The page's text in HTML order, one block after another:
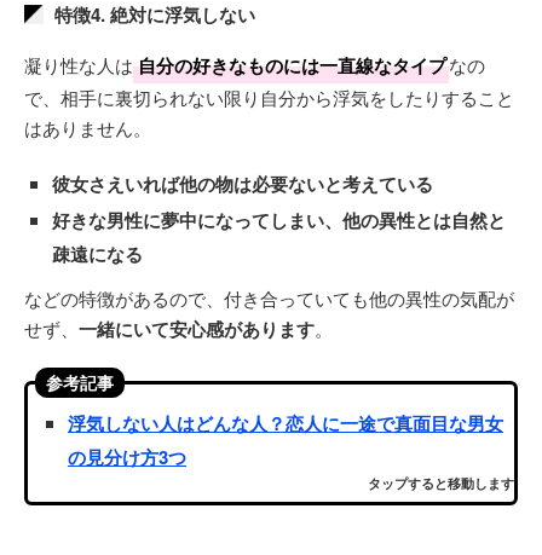
特徴4. 絶対に浮気しない
凝り性な人は 自分の好きなものには一直線なタイプなの
で、相手に裏切られない限り自分から浮気をしたりすること
はありません。
彼女さえいれば他の物は必要ないと考えている
好きな男性に夢中になってしまい、他の異性とは自然と
疎遠になる
などの特徴があるので、付き合っていても他の異性の気配が
せず、 一緒にいて安心感があります。
参考記事
浮気しない人はどんな人？恋人に一途で真面目な男女
の見分け方3つ
タップすると移動します